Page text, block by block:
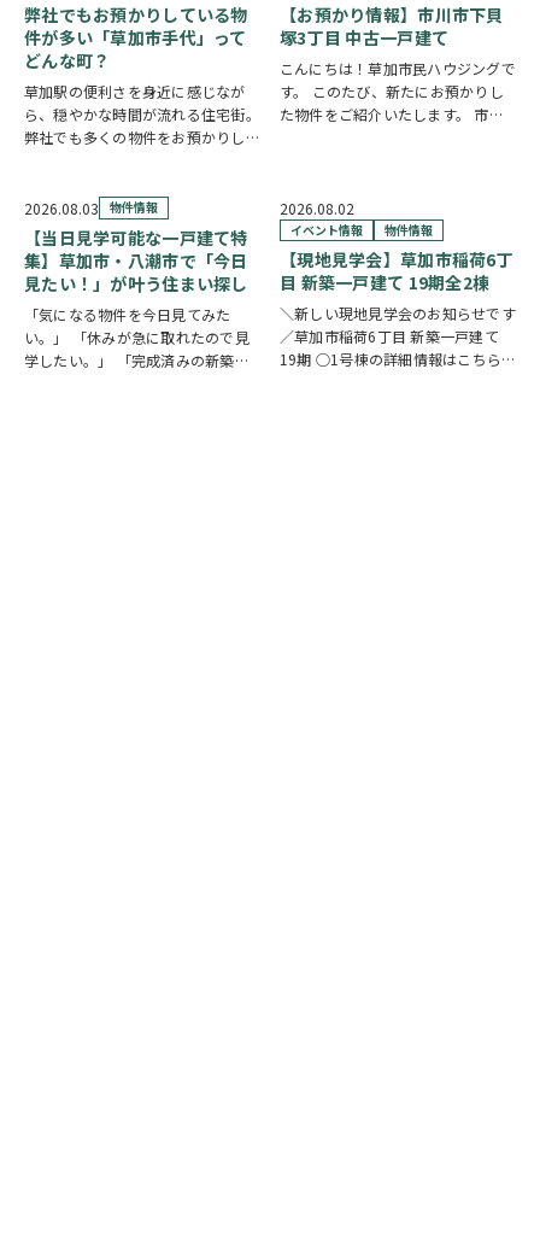
弊社でもお預かりしている物
件が多い「草加市手代」って
どんな町？
草加駅の便利さを身近に感じなが
ら、穏やかな時間が流れる住宅街。
弊社でも多くの物件をお預かりして
10分圏内の便利な立地 手代は東武
スカイツリーライン「草加駅」が生
活圏です。北千…
【お預かり情報】市川市下貝
塚3丁目 中古一戸建て
こんにちは！草加市民ハウジングで
す。 このたび、新たにお預かりし
た物件をご紹介いたします。 市川
https://www.century21soka.com/st/
2026.08.03 物件情報
【当日見学可能な一戸建て特
集】草加市・八潮市で「今日
見たい！」が叶う住まい探し
「気になる物件を今日見てみた
い。」 「休みが急に取れたので見
学したい。」 「完成済みの新築を
2026.08.02
イベント情報 物件情報
【現地見学会】草加市稲荷6丁
目 新築一戸建て 19期全2棟
＼新しい現地見学会のお知らせです
／草加市稲荷6丁目 新築一戸建て
19期 ○1号棟の詳細情報はこちら